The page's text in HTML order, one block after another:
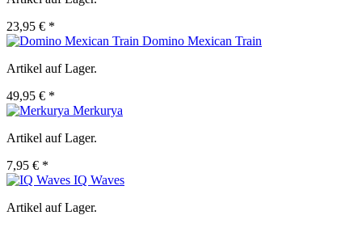
23,95 € *
Domino Mexican Train
Artikel auf Lager.
49,95 € *
Merkurya
Artikel auf Lager.
7,95 € *
IQ Waves
Artikel auf Lager.